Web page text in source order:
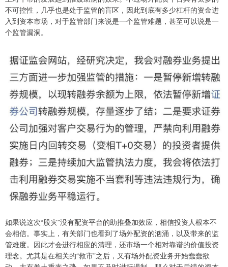
不可控性，几乎也是处于监管的盲区，因此到底有多少杠杆的资金进
入到资本市场，对于监管部门来说是一个监管难题，甚至可以说是一
个监管漏洞。
如果说这次“股灾”没有配资平台的助推叠加效应，相信投资人根本不
会相信。事实上，有关部门也看到了场外配资的汹涌，以及带来的监
管难度。因此才会进行相应的清理，还市场一个相对靠谱的价值投资
理念。尤其是在相关的“救市”之后，又有场外配资业务开始蠢蠢欲